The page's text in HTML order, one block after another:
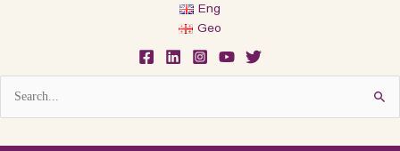
Eng
Geo
Search
for: